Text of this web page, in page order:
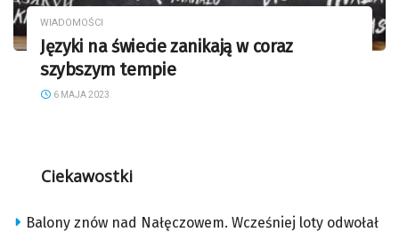
WIADOMOŚCI
Języki na świecie zanikają w coraz
szybszym tempie
6 MAJA 2023
Ciekawostki
Balony znów nad Nałęczowem. Wcześniej loty odwołał